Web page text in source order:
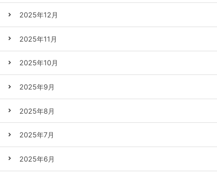
2025年12月
2025年11月
2025年10月
2025年9月
2025年8月
2025年7月
2025年6月